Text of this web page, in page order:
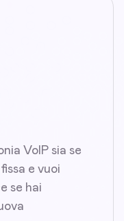
VoIP sia se
e vuoi
se hai